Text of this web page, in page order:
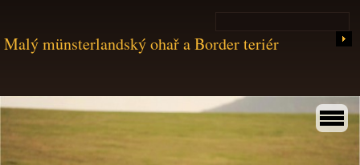
Malý münsterlandský ohař a Border teriér